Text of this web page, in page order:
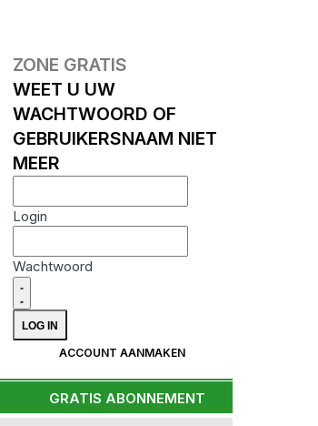
ZONE GRATIS
WEET U UW
WACHTWOORD OF
GEBRUIKERSNAAM NIET
MEER
Login
Wachtwoord
ACCOUNT AANMAKEN
GRATIS ABONNEMENT